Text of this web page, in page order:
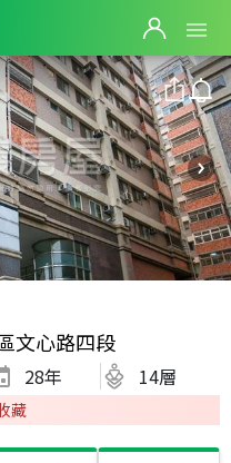
文心路四段
28年 14層
藏